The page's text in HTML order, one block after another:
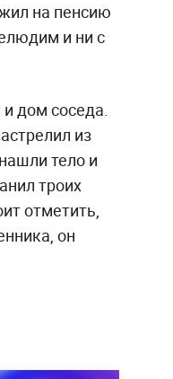
на пенсию
и ни с
дом соседа.
из
тело и
троих
отметить,
он